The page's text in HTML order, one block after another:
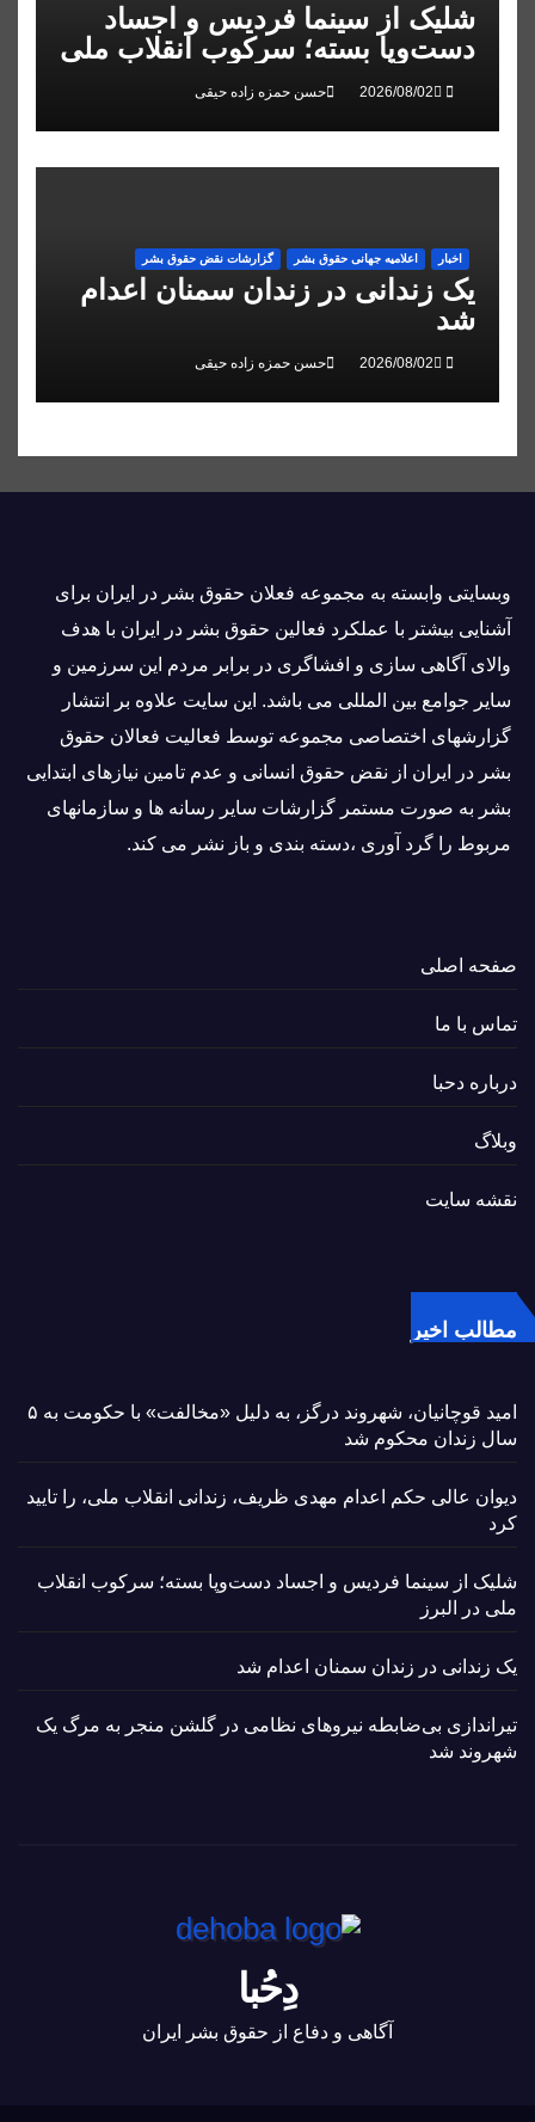
شلیک از سینما فردیس و اجساد
دست‌وپا بسته؛ سرکوب انقلاب ملی
در البرز
حسن حمزه زاده حیقی
اخبار اعلاميه جهانی حقوق بشر گزارشات نقض حقوق بشر
یک زندانی در زندان سمنان اعدام
شد
حسن حمزه زاده حیقی
وبسايتى وابسته به مجموعه فعلان حقوق بشر در ایران برای
آشنایی بيشتر با عملکرد فعالین حقوق بشر در ایران با هدف
والاى آگاهى سازی و افشاگرى در برابر مردم این سرزمین و
ساير جوامع بین المللى می باشد. این سایت علاوه بر انتشار
گزارشهای اختصاصی مجموعه توسط فعاليت فعالان حقوق
بشر در ایران از نقض حقوق انسانی و عدم تامین نیازهای ابتدایی
بشر به صورت مستمر گزارشات سایر رسانه ها و سازمانهای
مربوط را گرد آوری ،دسته بندی و باز نشر می كند.
صفحه اصلی
تماس با ما
درباره دحبا
وبلاگ
نقشه سایت
مطالب اخیر
امید قوچانیان، شهروند درگز، به دلیل «مخالفت» با حکومت به ۵
سال زندان محکوم شد
دیوان عالی حکم اعدام مهدی ظریف، زندانی انقلاب ملی، را تایید
کرد
شلیک از سینما فردیس و اجساد دست‌وپا بسته؛ سرکوب انقلاب
ملی در البرز
یک زندانی در زندان سمنان اعدام شد
تیراندازی بی‌ضابطه نیروهای نظامی در گلشن منجر به مرگ یک
شهروند شد
دِحُبا
آگاهی و دفاع از حقوق بشر ایران